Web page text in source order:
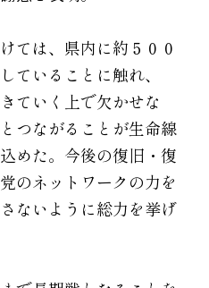
ては、県内に約５００
ていることに触れ、
ていく上で欠かせな
つながることが生命線
めた。今後の復旧・復
のネットワークの力を
ないように総力を挙げ